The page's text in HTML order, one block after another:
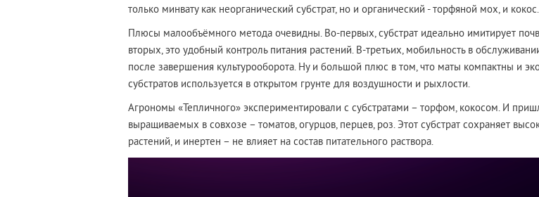
только минвату как неорганический субстрат, но и органический - торфяной мох, и кокос.
Плюсы малообъёмного метода очевидны. Во-первых, субстрат идеально имитирует
вторых, это удобный контроль питания растений. В-третьих, мобильность в
после завершения культурооборота. Ну и большой плюс в том, что маты компактны и
субстратов используется в открытом грунте для воздушности и рыхлости.
Агрономы «Тепличного» экспериментировали с субстратами – торфом, кокосом. И
выращиваемых в совхозе – томатов, огурцов, перцев, роз. Этот субстрат сохраняет
растений, и инертен – не влияет на состав питательного раствора.